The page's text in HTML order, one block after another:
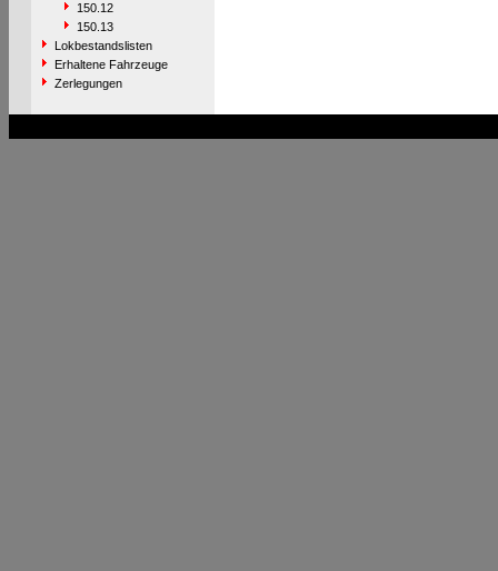
150.12
150.13
Lokbestandslisten
Erhaltene Fahrzeuge
Zerlegungen